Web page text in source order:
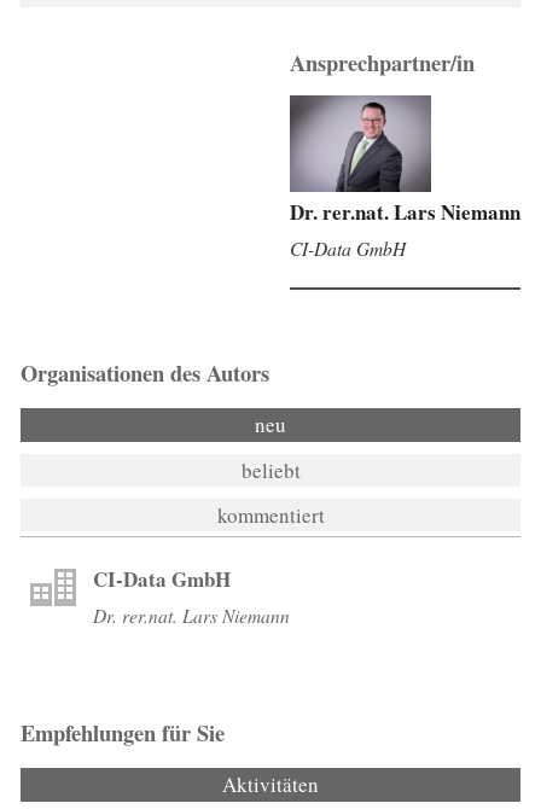
Ansprechpartner/in
Dr. rer.nat. Lars Niemann
CI-Data GmbH
Organisationen des Autors
neu
beliebt
kommentiert
CI-Data GmbH
Dr. rer.nat. Lars Niemann
Empfehlungen für Sie
Aktivitäten